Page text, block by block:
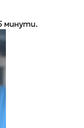
минути.